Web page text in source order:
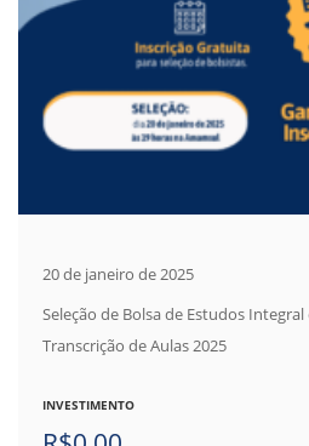
20 de janeiro de 2025
Seleção de Bolsa de Estudos
Transcrição de Aulas 2025
INVESTIMENTO